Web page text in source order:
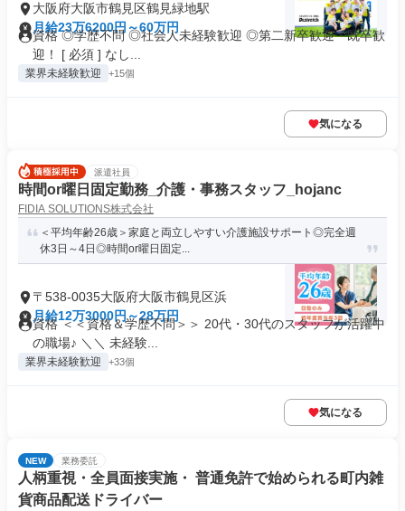
大阪府大阪市鶴見区鶴見緑地駅
月給23万6200円～60万円
資格 ◎学歴不問 ◎社会人未経験歓迎 ◎第二新卒歓迎・既卒歓
迎！ [ 必須 ] なし...
業界未経験歓迎 +15個
気になる
派遣社員
時間or曜日固定勤務_介護・事務スタッフ_hojanc
FIDIA SOLUTIONS株式会社
＜平均年齢26歳＞家庭と両立しやすい介護施設サポート◎完全週
休3日～4日◎時間or曜日固定...
〒538-0035大阪府大阪市鶴見区浜
月給12万3000円～28万円
資格 ＜＜資格＆学歴不問＞＞ 20代・30代のスタッフが活躍中
の職場♪ ＼＼ 未経験...
業界未経験歓迎 +33個
気になる
NEW 業務委託
人柄重視・全員面接実施・ 普通免許で始められる町内雑
貨商品配送ドライバー